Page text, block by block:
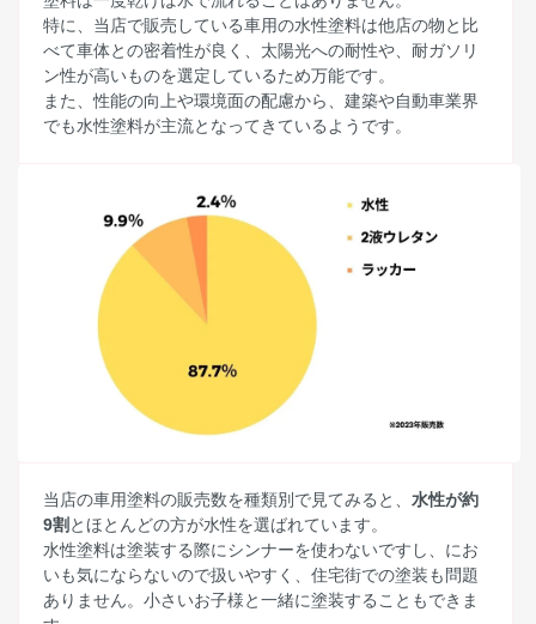
特に、当店で販売している車用の水性塗料は他店の物と比
べて車体との密着性が良く、太陽光への耐性や、耐ガソリ
ン性が高いものを選定しているため万能です。
また、性能の向上や環境面の配慮から、建築や自動車業界
でも水性塗料が主流となってきているようです。
当店の車用塗料の販売数を種類別で見てみると、 水性が約
9割 とほとんどの方が水性を選ばれています。
水性塗料は塗装する際にシンナーを使わないですし、にお
いも気にならないので扱いやすく、住宅街での塗装も問題
ありません。小さいお子様と一緒に塗装することもできま